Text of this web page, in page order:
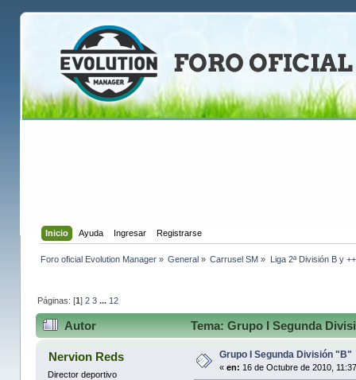
Inicio Ayuda Ingresar Registrarse
Foro oficial Evolution Manager» General » Carrusel SM » Liga 2ª División B y
Páginas: [1] 2 3 ... 12
Autor Tema: Grupo I Segunda
Nervion Reds
Director deportivo
Grupo I Segunda División "B"
«en: 16 de Octubre de 2010,